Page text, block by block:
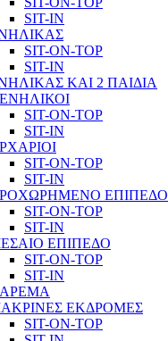
SIT-IN
SIT-ON-TOP
SIT-IN
ΚΑΙ 2 ΠΑΙΔΙΑ
SIT-ON-TOP
SIT-IN
SIT-ON-TOP
SIT-IN
ΕΠΙΠΕΔΟ
SIT-ON-TOP
SIT-IN
ΕΠΙΠΕΔΟ
SIT-ON-TOP
SIT-IN
ΕΚΔΡΟΜΕΣ
SIT-ON-TOP